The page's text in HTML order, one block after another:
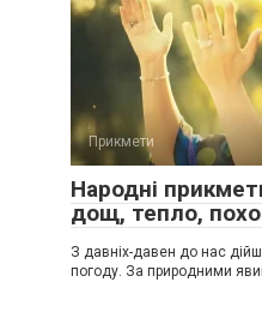
Прикмети
Народні
дощ, тепло,
З давніх-давен до нас
погоду. За природними